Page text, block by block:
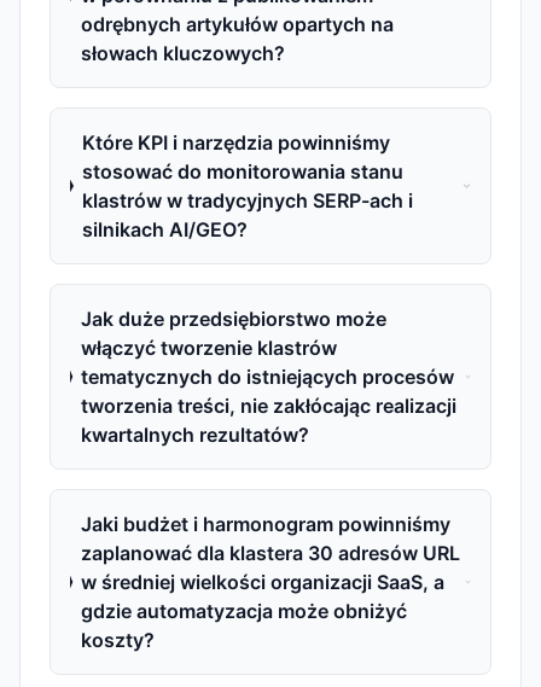
odrębnych artykułów opartych na
słowach kluczowych?
Które KPI i narzędzia powinniśmy
stosować do monitorowania stanu
klastrów w tradycyjnych SERP-ach i
silnikach AI/GEO?
Jak duże przedsiębiorstwo może
włączyć tworzenie klastrów
tematycznych do istniejących procesów
tworzenia treści, nie zakłócając realizacji
kwartalnych rezultatów?
Jaki budżet i harmonogram powinniśmy
zaplanować dla klastera 30 adresów URL
w średniej wielkości organizacji SaaS, a
gdzie automatyzacja może obniżyć
koszty?